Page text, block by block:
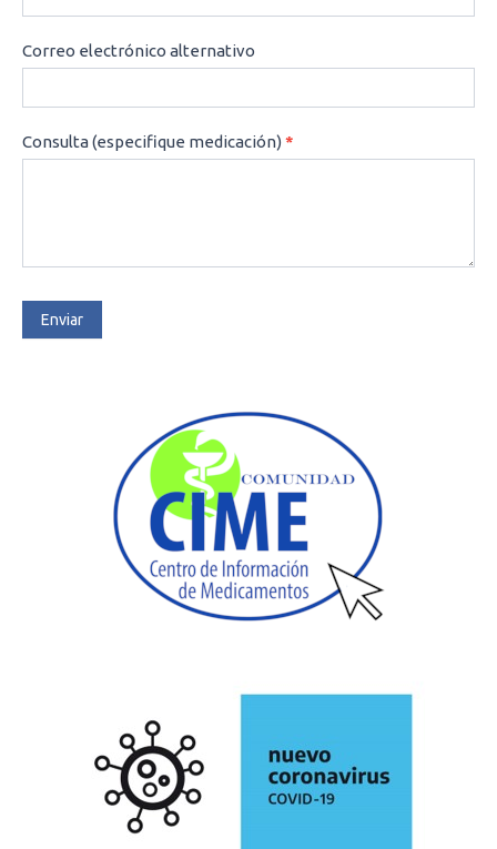
Correo electrónico alternativo
Consulta (especifique medicación)*
Enviar